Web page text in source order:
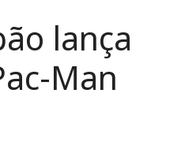
lança
Man